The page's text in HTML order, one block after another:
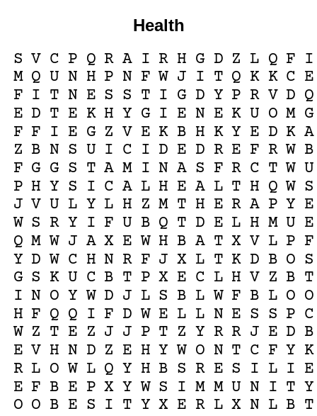
Health
S V C P Q R A I R H G D Z L Q F I
M Q U N H P N F W J I T Q K K C E
F I T N E S S T I G D Y P R V D Q
E D T E K H Y G I E N E K U O M G
F F I E G Z V E K B H K Y E D K A
Z B N S U I C I D E D R E F R W B
F G G S T A M I N A S F R C T W U
P H Y S I C A L H E A L T H Q W S
J V U L Y L H Z M T H E R A P Y E
W S R Y I F U B Q T D E L H M U E
Q M W J A X E W H B A T X V L P F
Y D W C H N R F J X L T K D B O S
G S K U C B T P X E C L H V Z B T
I N O Y W D J L S B L W F B L O O
H F Q Q I F D W E L L N E S S P C
W Z T E Z J J P T Z Y R R J E D B
E V H N D Z E H Y W O N T C F Y K
R L O W L Q Y H B S R E S I L I E
E F B E P X Y W S I M M U N I T Y
O O B E S I T Y X E R L X N L B T